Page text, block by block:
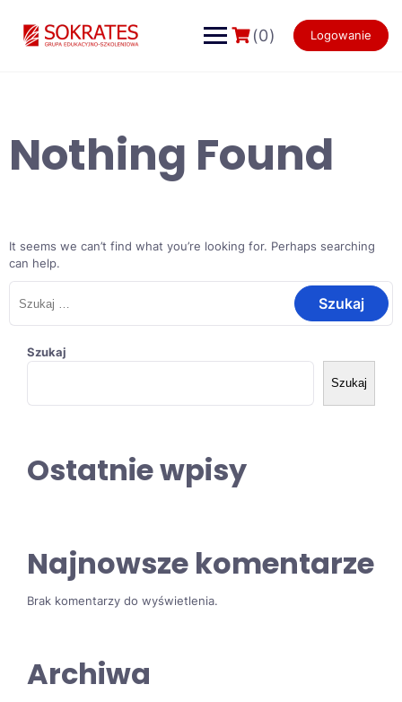
content
(0) Logowanie
Nothing Found
It seems we can’t find what you’re looking for. Perhaps searching
can help.
Szukaj:
Szukaj
Szukaj
Ostatnie wpisy
Najnowsze komentarze
Brak komentarzy do wyświetlenia.
Archiwa